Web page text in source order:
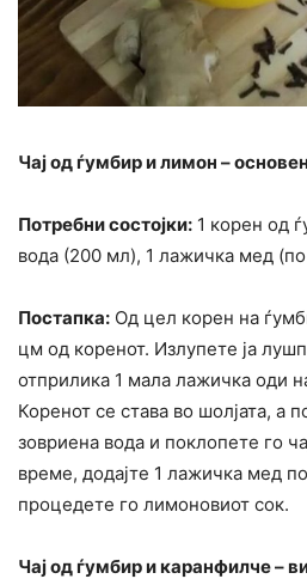
Чај од ѓумбир и лимон –
Потребни состојки: 1 корен од
вода (200 мл), 1 лажичка мед
Постапка: Од цел корен на
цм од коренот. Излупете ја
отприлика 1 мала лажичка оди
Коренот се става во шолјата, а
зовриена вода и поклопете го
време, додајте 1 лажичка мед
процедете го лимоновиот сок.
Чај од ѓумбир и каранфилче –